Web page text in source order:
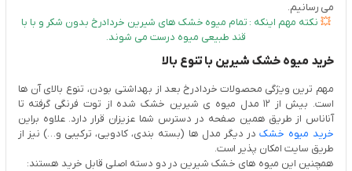
می رسانیم.
💥 نکته مهم اینکه : تمام میوه خشک های شیرین خردادرخ بدون شکر و با با
قند طبیعی میوه درست می شوند.
خرید میوه خشک شیرین با تنوع بالا
مهم ترین ویژگی محصولات خردادرخ بعد از بهداشتی بودن، تنوع بالای آن ها
است. بیش از 12 مدل میوه ی شیرین خشک شده از توت فرنگی گرفته تا
آناناس از طریق همین صفحه در دسترس شما عزیزان قرار دارد. علاوه براین
خرید میوه خشکدر دیگر مدل ها (بسته بندی، کادویی، ترکیبی و…) نیز از
طریق سایت امکان پذیر است.
همچنین این میوه های خشک شیرین در دو دسته اصلی قابل خرید هستند: